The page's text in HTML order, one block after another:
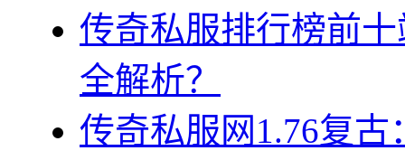
传奇私服排行榜前
全解析？
传奇私服网1.76复